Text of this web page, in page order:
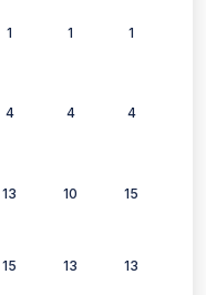
1 1 1
4 4 4
13 10 15
15 13 13